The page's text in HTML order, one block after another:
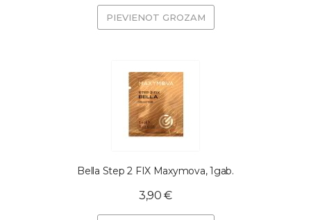
PIEVIENOT GROZAM
Bella Step 2 FIX Maxymova, 1gab.
3,90 €